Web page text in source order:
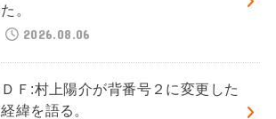
た。
2026.08.06
ＤＦ:村上陽介が背番号２に変更した
経緯を語る。